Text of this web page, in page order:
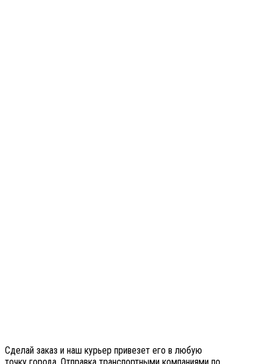
Сделай заказ и наш курьер привезет его в любую